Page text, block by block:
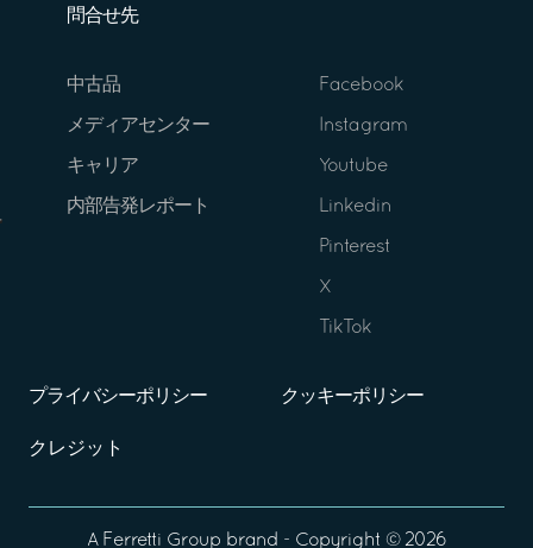
問合せ先
中古品
メディアセンター
キャリア
内部告発レポート
Facebook
Instagram
Youtube
Linkedin
Pinterest
X
TikTok
プライバシーポリシー クッキーポリシー
クレジット
A Ferretti Group brand - Copyright © 2026